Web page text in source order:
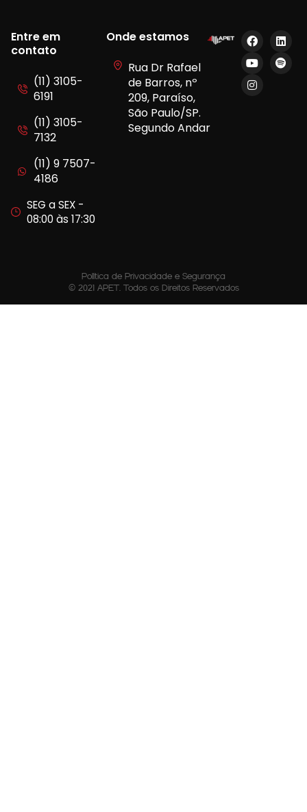
Entre em
contato
(11) 3105-
6191
(11) 3105-
7132
(11) 9 7507-
4186
SEG a SEX -
08:00 às 17:30
Onde estamos
Rua Dr Rafael
de Barros, nº
209, Paraíso,
São Paulo/SP.
Segundo Andar
Política de Privacidade e Segurança
© 2021 APET. Todos os Direitos Reservados